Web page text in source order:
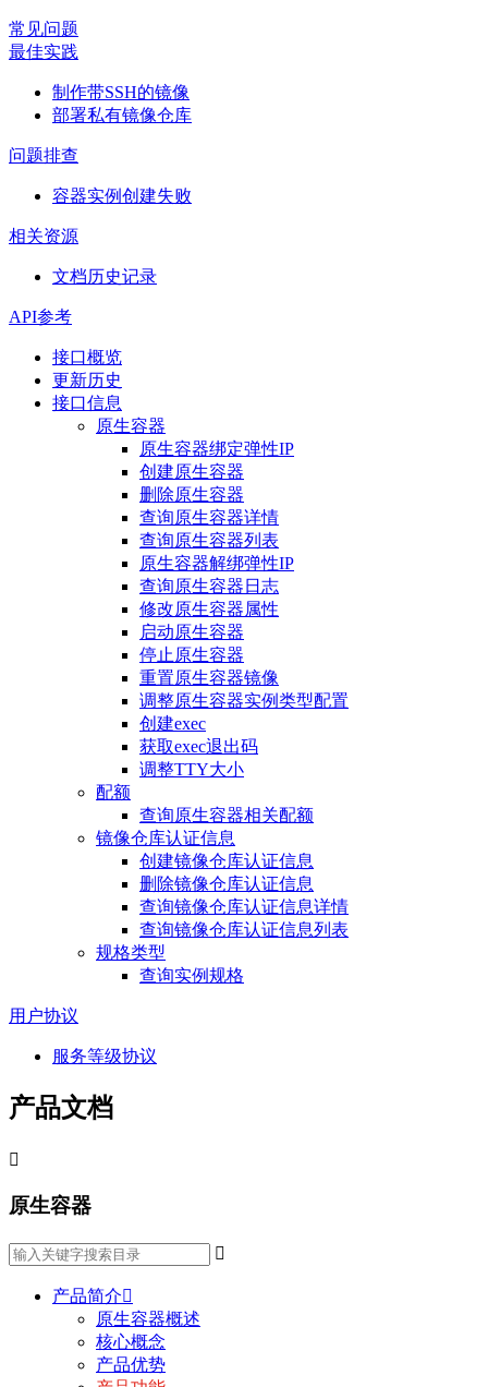
常见问题
最佳实践
制作带SSH的镜像
部署私有镜像仓库
问题排查
容器实例创建失败
相关资源
文档历史记录
API参考
接口概览
更新历史
接口信息
原生容器
原生容器绑定弹性IP
创建原生容器
删除原生容器
查询原生容器详情
查询原生容器列表
原生容器解绑弹性IP
查询原生容器日志
修改原生容器属性
启动原生容器
停止原生容器
重置原生容器镜像
调整原生容器实例类型配置
创建exec
获取exec退出码
调整TTY大小
配额
查询原生容器相关配额
镜像仓库认证信息
创建镜像仓库认证信息
删除镜像仓库认证信息
查询镜像仓库认证信息详情
查询镜像仓库认证信息列表
规格类型
查询实例规格
用户协议
服务等级协议
产品文档

原生容器

产品简介
原生容器概述
核心概念
产品优势